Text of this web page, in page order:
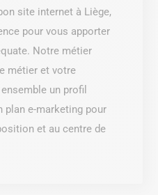
site internet à Liège,
pour vous apporter
Notre métier
métier et votre
un profil
plan e-marketing pour
et au centre de